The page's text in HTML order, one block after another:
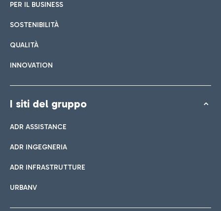
PER IL BUSINESS
SOSTENIBILITÀ
QUALITÀ
INNOVATION
I siti del gruppo
ADR ASSISTANCE
ADR INGEGNERIA
ADR INFRASTRUTTURE
URBANV